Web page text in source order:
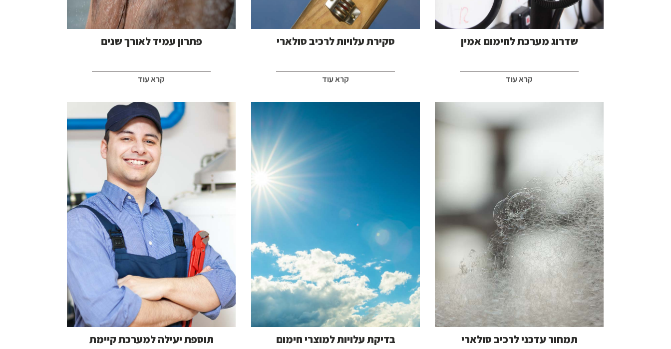
שדרוג מערכת לחימום אמין
קרא עוד
סקירת עלויות לרכיב סולארי
קרא עוד
פתרון עמיד לאורך שנים
קרא עוד
תמחור עדכני לרכיב סולארי בדיקת עלויות למוצרי חימום תוספת יעילה למערכת קיימת